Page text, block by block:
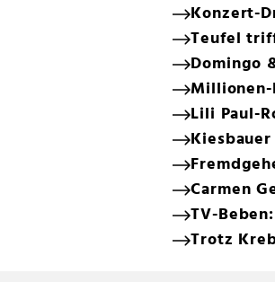
Konzert-
Teufel
Domingo
Millionen-
Lili Paul-
Carmen
TV-
Trotz